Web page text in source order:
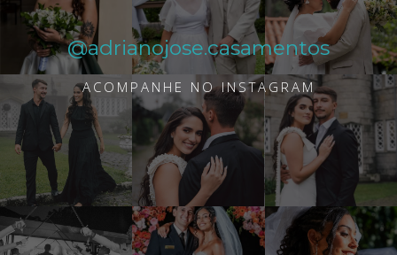
@adrianojose.casamentos
ACOMPANHE NO INSTAGRAM